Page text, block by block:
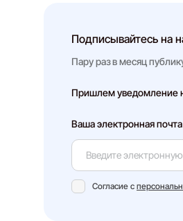
Подписывайтесь на
Пару раз в месяц
Пришлем уведомление
Ваша электронная почта
Согласие с